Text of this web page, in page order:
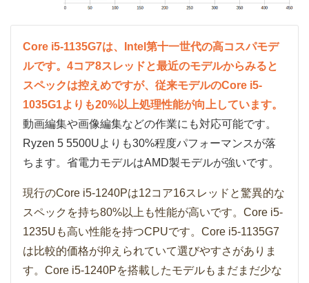
Core i5-1135G7は、Intel第十一世代の高コスパモデ
ルです。4コア8スレッドと最近のモデルからみると
スペックは控えめですが、従来モデルのCore i5-
1035G1よりも20%以上処理性能が向上しています。
動画編集や画像編集などの作業にも対応可能です。
Ryzen 5 5500Uよりも30%程度パフォーマンスが落
ちます。省電力モデルはAMD製モデルが強いです。
現行のCore i5-1240Pは12コア16スレッドと驚異的な
スペックを持ち80%以上も性能が高いです。Core i5-
1235Uも高い性能を持つCPUです。Core i5-1135G7
は比較的価格が抑えられていて選びやすさがありま
す。Core i5-1240Pを搭載したモデルもまだまだ少な